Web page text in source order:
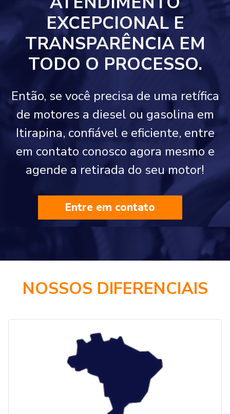
EXCEPCIONAL E
TRANSPARÊNCIA EM
TODO O PROCESSO.
Então, se você precisa de uma retífica
de motores a diesel ou gasolina em
Itirapina, confiável e eficiente, entre
em contato conosco agora mesmo e
agende a retirada do seu motor!
Entre em contato
NOSSOS DIFERENCIAIS